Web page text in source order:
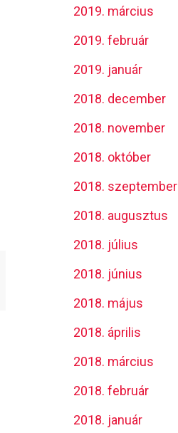
2019. március
2019. február
2019. január
2018. december
2018. november
2018. október
2018. szeptember
2018. augusztus
2018. július
2018. június
2018. május
2018. április
2018. március
2018. február
2018. január